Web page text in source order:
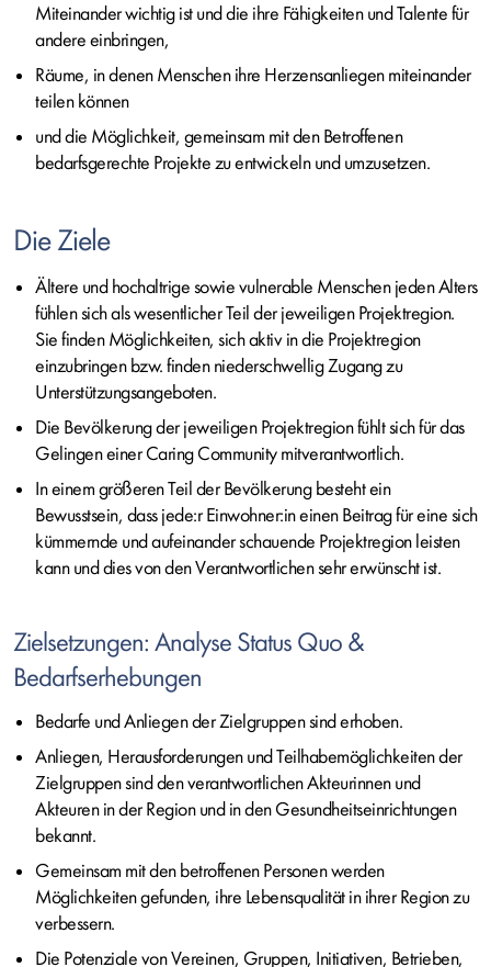
Miteinander wichtig ist und die ihre Fähigkeiten und Talente für
andere einbringen,
Räume, in denen Menschen ihre Herzensanliegen miteinander
teilen können
und die Möglichkeit, gemeinsam mit den Betroffenen
bedarfsgerechte Projekte zu entwickeln und umzusetzen.
Die Ziele
Ältere und hochaltrige sowie vulnerable Menschen jeden Alters
fühlen sich als wesentlicher Teil der jeweiligen Projektregion.
Sie finden Möglichkeiten, sich aktiv in die Projektregion
einzubringen bzw. finden niederschwellig Zugang zu
Unterstützungsangeboten.
Die Bevölkerung der jeweiligen Projektregion fühlt sich für das
Gelingen einerCaring Communitymitverantwortlich.
In einem größeren Teil der Bevölkerung besteht ein
Bewusstsein, dass jede:r Einwohner:in einen Beitrag für eine sich
kümmernde und aufeinander schauende Projektregion leisten
kann und dies von den Verantwortlichen sehr erwünscht ist.
Zielsetzungen: Analyse Status Quo &
Bedarfserhebungen
Bedarfe und Anliegen der Zielgruppen sind erhoben.
Anliegen, Herausforderungen und Teilhabemöglichkeiten der
Zielgruppen sind den verantwortlichen Akteurinnen und
Akteuren in der Region und in den Gesundheitseinrichtungen
bekannt.
Gemeinsam mit den betroffenen Personen werden
Möglichkeiten gefunden, ihre Lebensqualität in ihrer Region zu
verbessern.
Die Potenziale von Vereinen, Gruppen, Initiativen, Betrieben,